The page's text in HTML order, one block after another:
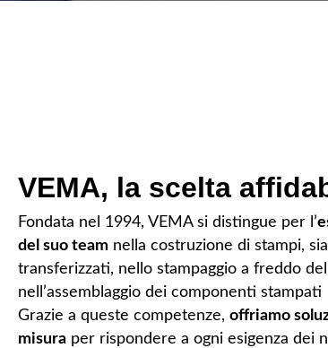
VEMA, la scelta
Fondata nel 1994, VEMA si distingue per l’
del suo team nella costruzione di stampi,
transferizzati, nello stampaggio a freddo
nell’assemblaggio dei componenti stampati
Grazie a queste competenze, offriamo
misura per rispondere a ogni esigenza dei